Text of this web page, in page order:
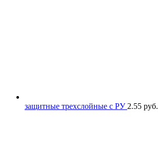
защитные трехслойные с РУ 2.55 руб.